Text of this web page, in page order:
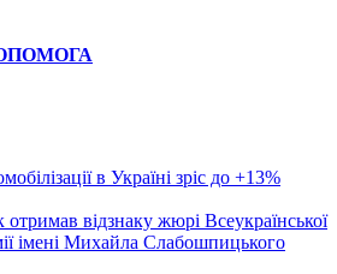
в Україні зріс до +13%
відзнаку жюрі Всеукраїнської
імені Михайла Слабошпицького